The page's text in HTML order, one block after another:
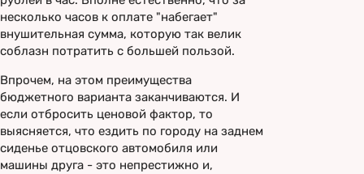
несколько часов к оплате "набегает"
внушительная сумма, которую так велик
соблазн потратить с большей пользой.
Впрочем, на этом преимущества
бюджетного варианта заканчиваются. И
если отбросить ценовой фактор, то
выясняется, что ездить по городу на заднем
сиденье отцовского автомобиля или
машины друга - это непрестижно и,